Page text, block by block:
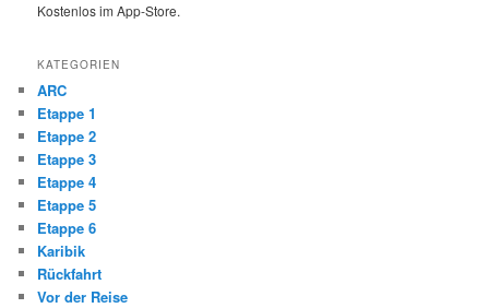
Kostenlos im App-Store.
KATEGORIEN
ARC
Etappe 1
Etappe 2
Etappe 3
Etappe 4
Etappe 5
Etappe 6
Karibik
Rückfahrt
Vor der Reise